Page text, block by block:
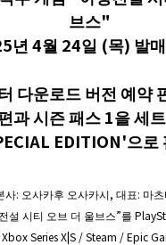
브스"
년 4월 24일 (목) 발
다운로드 버전 예약
과 시즌 패스 1을 세
EDITION'으로
사: 오사카후 오사카시, 대표: 마
설 시티 오브 더 울브스”를
Series X|S / Steam / Epic